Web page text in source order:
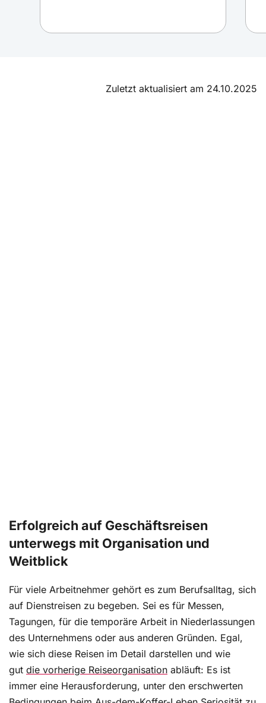
Zuletzt aktualisiert am 24.10.2025
Erfolgreich auf Geschäftsreisen
unterwegs mit Organisation und
Weitblick
Für viele Arbeitnehmer gehört es zum Berufsalltag, sich
auf Dienstreisen zu begeben. Sei es für Messen,
Tagungen, für die temporäre Arbeit in Niederlassungen
des Unternehmens oder aus anderen Gründen. Egal,
wie sich diese Reisen im Detail darstellen und wie
gut die vorherige Reiseorganisation abläuft: Es ist
immer eine Herausforderung, unter den erschwerten